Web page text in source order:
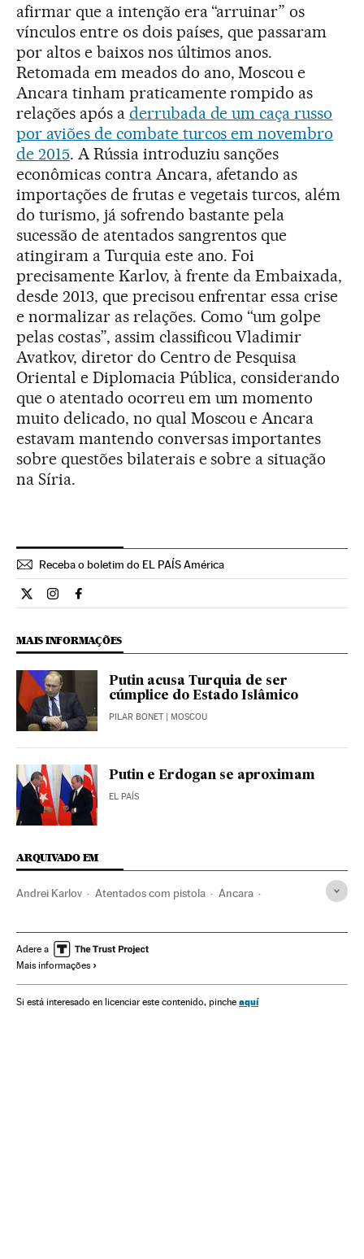
afirmar que a intenção era “arruinar” os
vínculos entre os dois países, que passaram
por altos e baixos nos últimos anos.
Retomada em meados do ano, Moscou e
Ancara tinham praticamente rompido as
relações após a derrubada de um caça russo
por aviões de combate turcos em novembro
de 2015. A Rússia introduziu sanções
econômicas contra Ancara, afetando as
importações de frutas e vegetais turcos, além
do turismo, já sofrendo bastante pela
sucessão de atentados sangrentos que
atingiram a Turquia este ano. Foi
precisamente Karlov, à frente da Embaixada,
desde 2013, que precisou enfrentar essa crise
e normalizar as relações. Como “um golpe
pelas costas”, assim classificou Vladimir
Avatkov, diretor do Centro de Pesquisa
Oriental e Diplomacia Pública, considerando
que o atentado ocorreu em um momento
muito delicado, no qual Moscou e Ancara
estavam mantendo conversas importantes
sobre questões bilaterais e sobre a situação
na Síria.
Receba o boletim do EL PAÍS América
Internacional El País Brasil en Twitter
Internacional El País Brasil en Instagram
Internacional El País Brasil en Facebook
MAIS INFORMAÇÕES
Putin acusa Turquia de ser
cúmplice do Estado Islâmico
PILAR BONET| MOSCOU
Putin e Erdogan se aproximam
EL PAÍS
ARQUIVADO EM
Andrei Karlov Atentados com pistola Ancara
Atentados terroristas Balcãs
Oriente médio
América do Sul América Latina Terrorismo Europa
Adere a
Mais informações
Si está interesado en licenciar este contenido, pinche aquí